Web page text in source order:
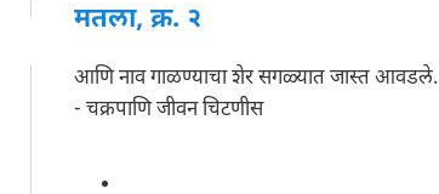
मतला, क्र. २
आणि नाव गाळण्याचा शेर सगळ्यात जास्त आवडले.
- चक्रपाणि जीवन चिटणीस